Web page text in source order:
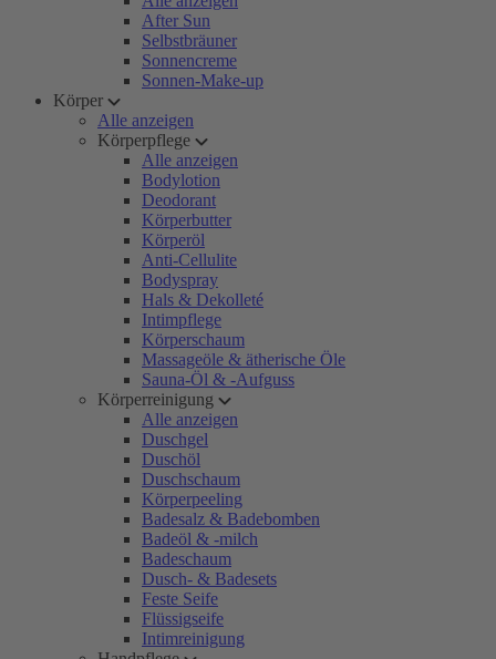
After Sun
Selbstbräuner
Sonnencreme
Sonnen-Make-up
Körper
Alle anzeigen
Körperpflege
Alle anzeigen
Bodylotion
Deodorant
Körperbutter
Körperöl
Anti-Cellulite
Bodyspray
Hals & Dekolleté
Intimpflege
Körperschaum
Massageöle & ätherische Öle
Sauna-Öl & -Aufguss
Körperreinigung
Alle anzeigen
Duschgel
Duschöl
Duschschaum
Körperpeeling
Badesalz & Badebomben
Badeöl & -milch
Badeschaum
Dusch- & Badesets
Feste Seife
Flüssigseife
Intimreinigung